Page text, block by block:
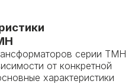
серии ТМН
от конкретной
характеристики